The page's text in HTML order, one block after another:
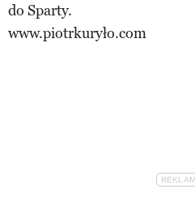
do Sparty.
www.piotrkuryło.com